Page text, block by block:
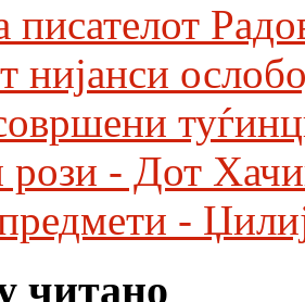
писателот
нијанси
рози - Дот
-
читано